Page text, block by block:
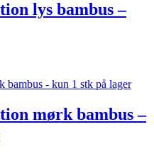
lys bambus –
mørk bambus –